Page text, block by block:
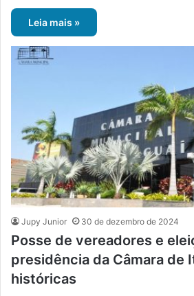
Leia mais »
Jupy Junior 30 de dezembro de 2024
Posse de vereadores e
presidência da Câmara de
históricas